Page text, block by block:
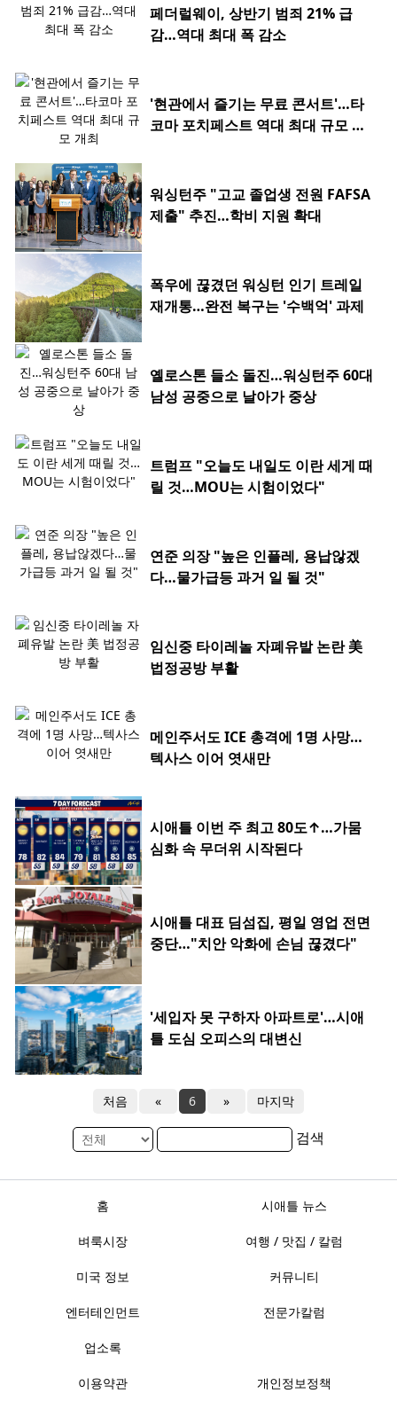
페더럴웨이, 상반기 범죄 21% 급
감…역대 최대 폭 감소
'현관에서 즐기는 무료 콘서트'…타
코마 포치페스트 역대 최대 규모 개
워싱턴주 "고교 졸업생 전원 FAFSA
제출" 추진…학비 지원 확대
폭우에 끊겼던 워싱턴 인기 트레일
재개통…완전 복구는 '수백억' 과제
옐로스톤 들소 돌진…워싱턴주 60대
남성 공중으로 날아가 중상
트럼프 "오늘도 내일도 이란 세게 때
릴 것…MOU는 시험이었다"
연준 의장 "높은 인플레, 용납않겠
다…물가급등 과거 일 될 것"
임신중 타이레놀 자폐유발 논란 美
법정공방 부활
메인주서도 ICE 총격에 1명 사망…
텍사스 이어 엿새만
시애틀 이번 주 최고 80도↑…가뭄
심화 속 무더위 시작된다
시애틀 대표 딤섬집, 평일 영업 전면
중단…"치안 악화에 손님 끊겼다"
'세입자 못 구하자 아파트로'…시애
틀 도심 오피스의 대변신
처음 « 6 » 마지막
검색
홈 시애틀 뉴스
벼룩시장 여행 / 맛집 / 칼럼
미국 정보 커뮤니티
엔터테인먼트 전문가칼럼
업소록
이용약관 개인정보정책